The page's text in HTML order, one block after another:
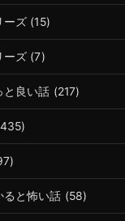
ーズ (15)
ーズ (7)
と良い話 (217)
ると怖い話 (58)